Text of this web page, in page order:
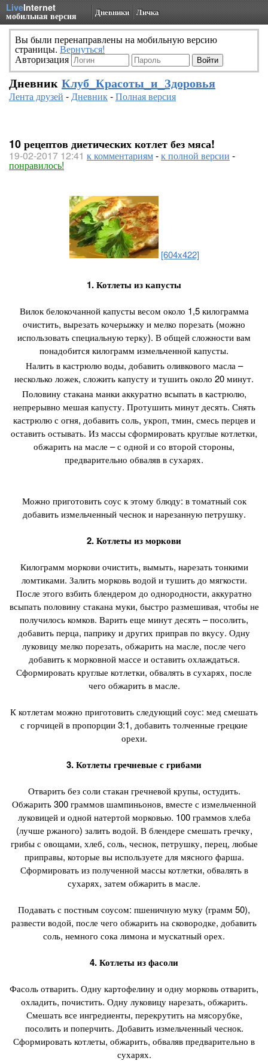
LiveInternet
мобильная версия Дневники Личка
Вы были перенаправлены на мобильную версию
страницы. Вернуться!
Авторизация
Дневник Клуб_Красоты_и_Здоровья
Лента друзей -Дневник-Полная версия
10 рецептов диетических котлет без мяса!
19-02-2017 12:41 к комментариям-к полной версии -
понравилось!
[604x422]
1. Котлеты из капусты
Вилок белокочанной капусты весом около 1,5 килограмма
очистить, вырезать кочерыжку и мелко порезать (можно
использовать специальную терку). В общей сложности вам
понадобится килограмм измельченной капусты.
Налить в кастрюлю воды, добавить оливкового масла –
несколько ложек, сложить капусту и тушить около 20 минут.
Половину стакана манки аккуратно всыпать в кастрюлю,
непрерывно мешая капусту. Протушить минут десять. Снять
кастрюлю с огня, добавить соль, укроп, тмин, смесь перцев и
оставить остывать. Из массы сформировать круглые котлетки,
обжарить на масле – с одной и со второй стороны,
предварительно обваляв в сухарях.
Можно приготовить соус к этому блюду: в томатный сок
добавить измельченный чеснок и нарезанную петрушку.
2. Котлеты из моркови
Килограмм моркови очистить, вымыть, нарезать тонкими
ломтиками. Залить морковь водой и тушить до мягкости.
После этого взбить блендером до однородности, аккуратно
всыпать половину стакана муки, быстро размешивая, чтобы не
получилось комков. Варить еще минут десять – посолить,
добавить перца, паприку и других приправ по вкусу. Одну
луковицу мелко порезать, обжарить на масле, после чего
добавить к морковной массе и оставить охлаждаться.
Сформировать круглые котлетки, обвалять в сухарях, после
чего обжарить в масле.
К котлетам можно приготовить следующий соус: мед смешать
с горчицей в пропорции 3:1, добавить толченные грецкие
орехи.
3. Котлеты гречневые с грибами
Отварить без соли стакан гречневой крупы, остудить.
Обжарить 300 граммов шампиньонов, вместе с измельченной
луковицей и одной натертой морковью. 100 граммов хлеба
(лучше ржаного) залить водой. В блендере смешать гречку,
грибы с овощами, хлеб, соль, чеснок, петрушку, перец, любые
приправы, которые вы используете для мясного фарша.
Сформировать из полученной массы котлетки, обвалять в
сухарях, затем обжарить в масле.
Подавать с постным соусом: пшеничную муку (грамм 50),
развести водой, после чего обжарить на сковородке, добавить
соль, немного сока лимона и мускатный орех.
4. Котлеты из фасоли
Фасоль отварить. Одну картофелину и одну морковь отварить,
охладить, почистить. Одну луковицу нарезать, обжарить.
Смешать все ингредиенты, перекрутить на мясорубке,
посолить и поперчить. Добавить измельченный чеснок.
Сформировать котлеты, обжарить, обваляв предварительно в
сухарях.